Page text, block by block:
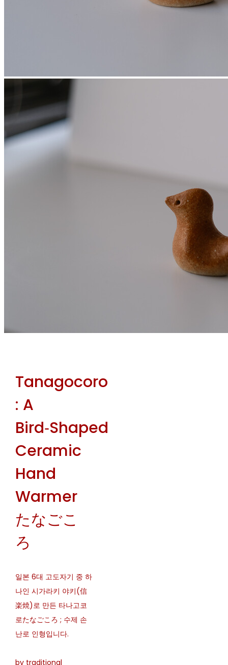
Tanagocoro
: A
Bird‑Shaped
Ceramic
Hand
Warmer
たなごこ
ろ
일본 6대 고도자기 중 하
나인 시가라키 야키(信
楽焼)로 만든 타나고코
로たなごころ ; 수제 손
난로 인형입니다.
by traditional